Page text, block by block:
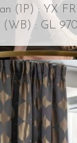
(1P) : YX
(WB) : GL